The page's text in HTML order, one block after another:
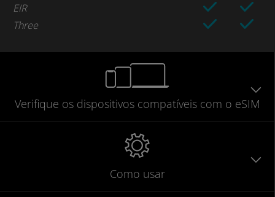
EIR
Three
Verifique os dispositivos compatíveis com o eSIM
Como usar